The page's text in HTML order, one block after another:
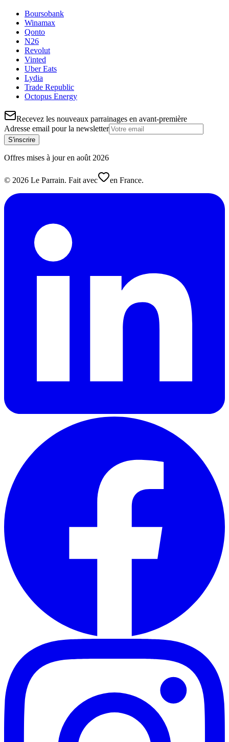
Boursobank
Winamax
Qonto
N26
Revolut
Vinted
Uber Eats
Lydia
Trade Republic
Octopus Energy
Recevez les nouveaux parrainages en avant-première
Adresse email pour la newsletter
S'inscrire
Offres mises à jour en août 2026
© 2026 Le Parrain. Fait avec en France.